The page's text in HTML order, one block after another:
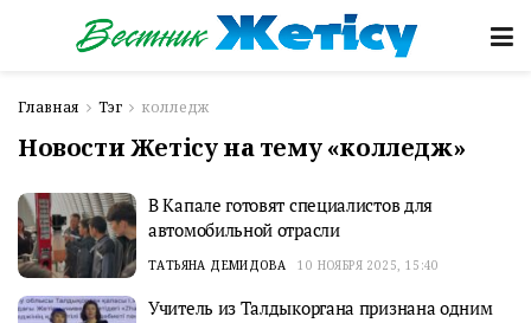
Главная Тэг колледж
Новости Жетісу на тему «колледж»
В Капале готовят специалистов для
автомобильной отрасли
ТАТЬЯНА ДЕМИДОВА 10 НОЯБРЯ 2025, 15:40
Учитель из Талдыкоргана признана одним